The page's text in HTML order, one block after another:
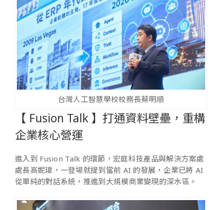
台灣人工智慧學校校務長蔡明順
【 Fusion Talk 】打通資料壁壘，重構
企業核心營運
進入到 Fusion Talk 的環節，宏庭科技產品與解決方案處
處長高妮瑋，一登場就提到當前 AI 的發展，企業已將 AI
從單純的對話系統，推進到大規模商業變現的深水區。